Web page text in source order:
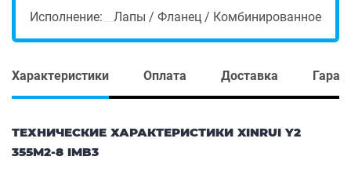
Исполнение: Лапы / Фланец / Комбинированное
Характеристики Оплата Доставка
ТЕХНИЧЕСКИЕ ХАРАКТЕРИСТИКИ XINRUI Y2
355M2-8 IMB3